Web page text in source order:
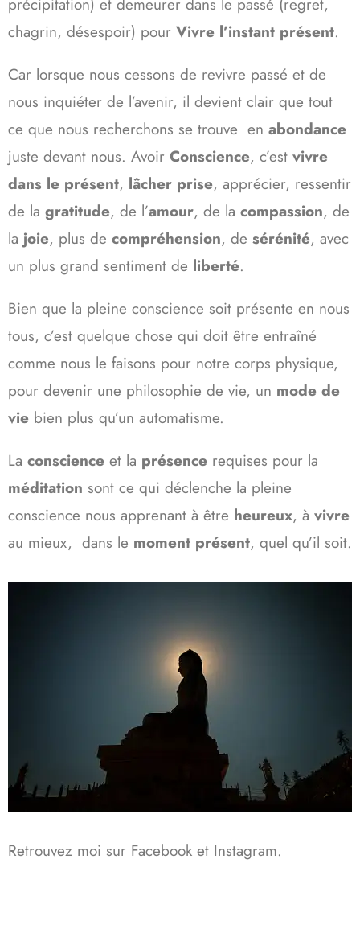
chagrin, désespoir) pour Vivre l’instant présent.
Car lorsque nous cessons de revivre passé et de
nous inquiéter de l’avenir, il devient clair que tout
ce que nous recherchons se trouve en abondance
juste devant nous. Avoir Conscience, c’est vivre
dans le présent, lâcher prise, apprécier, ressentir
de la gratitude, de l’amour, de la compassion, de
la joie, plus de compréhension, de sérénité, avec
un plus grand sentiment de liberté.
Bien que la pleine conscience soit présente en nous
tous, c’est quelque chose qui doit être entraîné
comme nous le faisons pour notre corps physique,
pour devenir une philosophie de vie, un mode de
vie bien plus qu’un automatisme.
La conscience et la présence requises pour la
méditation sont ce qui déclenche la pleine
conscience nous apprenant à être heureux, à vivre
au mieux, dans le moment présent, quel qu’il soit.
Retrouvez moi sur Facebook et Instagram.